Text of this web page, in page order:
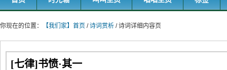
你现在的位置： 【我们家】首页 /诗词赏析 / 诗词详细内容页
[七律]书愤·其一